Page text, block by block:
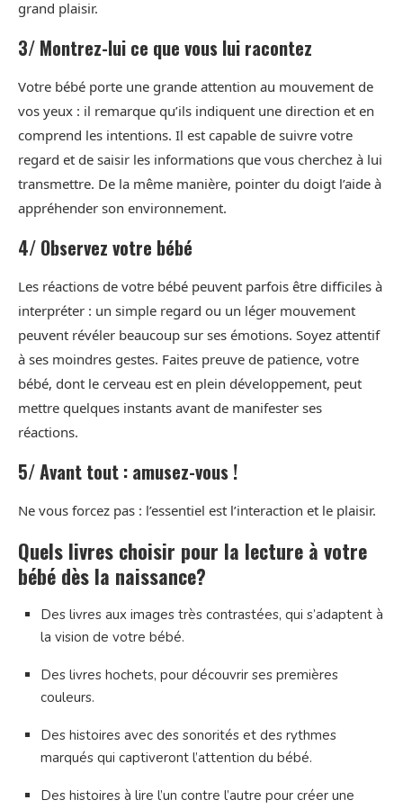
grand plaisir.
3/ Montrez-lui ce que vous lui racontez
Votre bébé porte une grande attention au mouvement de
vos yeux : il remarque qu’ils indiquent une direction et en
comprend les intentions. Il est capable de suivre votre
regard et de saisir les informations que vous cherchez à lui
transmettre. De la même manière, pointer du doigt l’aide à
appréhender son environnement.
4/ Observez votre bébé
Les réactions de votre bébé peuvent parfois être difficiles à
interpréter : un simple regard ou un léger mouvement
peuvent révéler beaucoup sur ses émotions. Soyez attentif
à ses moindres gestes. Faites preuve de patience, votre
bébé, dont le cerveau est en plein développement, peut
mettre quelques instants avant de manifester ses
réactions.
5/ Avant tout : amusez-vous !
Ne vous forcez pas : l’essentiel est l’interaction et le plaisir.
Quels livres choisir pour la lecture à votre
bébé dès la naissance?
Des livres aux images très contrastées, qui s’adaptent à
la vision de votre bébé.
Des livres hochets, pour découvrir ses premières
couleurs.
Des histoires avec des sonorités et des rythmes
marqués qui captiveront l’attention du bébé.
Des histoires à lire l’un contre l’autre pour créer une